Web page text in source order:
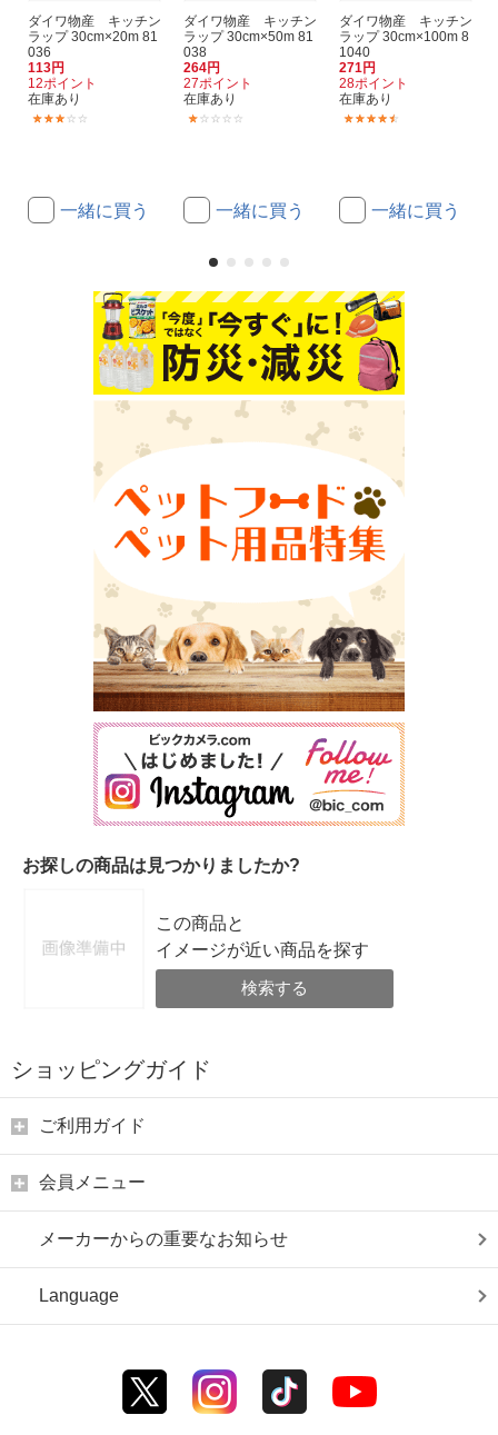
ダイワ物産 キッチン
ラップ 30cm×20m 81
036
113円
12ポイント
在庫あり
一緒に買う
ダイワ物産 キッチン
ラップ 30cm×50m 81
038
264円
27ポイント
在庫あり
一緒に買う
ダイワ物産 キッチン
ラップ 30cm×100m 8
1040
271円
28ポイント
在庫あり
一緒に買う
お探しの商品は見つかりましたか?
この商品と
イメージが近い商品を探す
検索する
ショッピングガイド
ご利用ガイド
会員メニュー
メーカーからの重要なお知らせ
Language